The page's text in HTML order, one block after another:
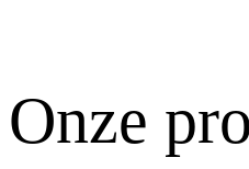
Onze